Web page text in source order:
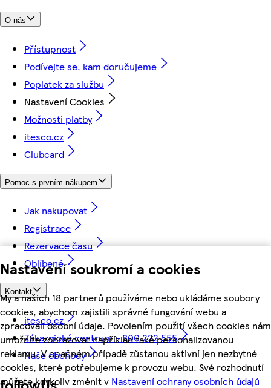
Nastavení soukromí a cookies
My a našich 18 partnerů používáme nebo ukládáme soubory
cookies, abychom zajistili správné fungování webu a
zpracovali osobní údaje. Povolením použití všech cookies nám
umožníte zobrazovat například také personalizovanou
reklamu. V opačném případě zůstanou aktivní jen nezbytné
cookies, které potřebujeme k provozu webu. Své rozhodnutí
můžete kdykoliv změnit v Nastavení ochrany osobních údajů
O nás
Přístupnost
Podívejte se, kam doručujeme
Poplatek za službu
Nastavení Cookies
Možnosti platby
itesco.cz
Clubcard
Pomoc s prvním nákupem
Jak nakupovat
Registrace
Rezervace času
Oblíbené
Kontakt
itesco.cz
Zákaznické centrum - 800 222 555
Naše obchody